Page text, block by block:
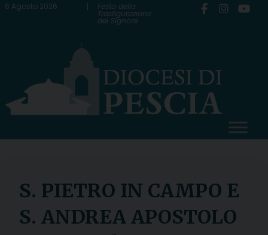
Skip
6 Agosto 2026 Festa della
Trasfigurazione
del Signore
S. PIETRO IN CAMPO E
S. ANDREA APOSTOLO